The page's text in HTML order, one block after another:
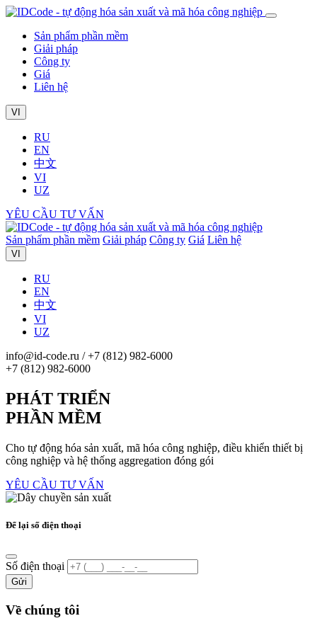
Sản phẩm phần mềm
Giải pháp
Công ty
Giá
Liên hệ
VI
RU
EN
中文
VI
UZ
YÊU CẦU TƯ VẤN
Sản phẩm phần mềm Giải pháp Công ty Giá Liên hệ
VI
RU
EN
中文
VI
UZ
info@id-code.ru / +7 (812) 982-6000
+7 (812) 982-6000
PHÁT TRIỂN
PHẦN MỀM
Cho tự động hóa sản xuất, mã hóa công nghiệp, điều khiển thiết bị
công nghiệp và hệ thống aggregation đóng gói
YÊU CẦU TƯ VẤN
Để lại số điện thoại
Số điện thoại
Gửi
Về chúng tôi